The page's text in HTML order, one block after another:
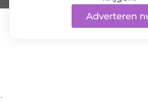
Adverteren nu